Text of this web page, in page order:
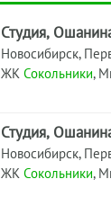
Студия,
Новосибирск,
ЖК Сокольники,
Студия,
Новосибирск,
ЖК Сокольники,